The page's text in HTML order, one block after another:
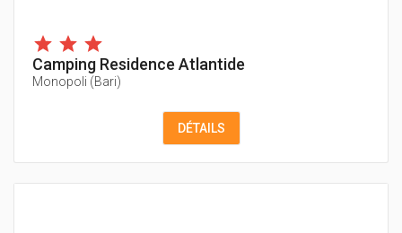
Camping Residence Atlantide
Monopoli (Bari)
DÉTAILS